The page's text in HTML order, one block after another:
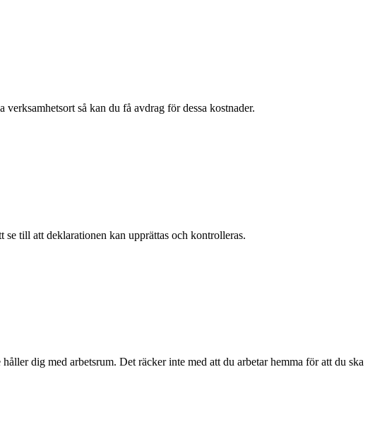
så kan du få avdrag för dessa kostnader.
till att deklarationen kan upprättas och kontrolleras.
dig med arbetsrum. Det räcker inte med att du arbetar hemma för att du ska